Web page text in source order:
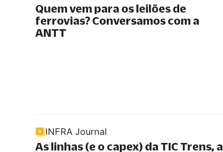
Quem vem para os leilões de
ferrovias? Conversamos com a
ANTT
INFRA Journal
As linhas (e o capex) da TIC Trens, a